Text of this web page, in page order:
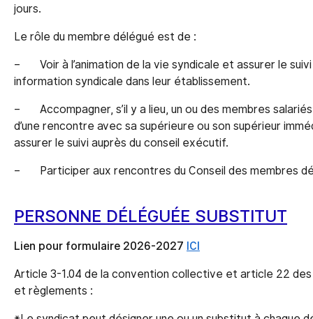
jours.
Le rôle du membre délégué est de :
– Voir à l’animation de la vie syndicale et assurer le
information syndicale dans leur établissement.
– Accompagner, s’il y a lieu, un ou des membres
d’une rencontre avec sa supérieure ou son supérieur
assurer le suivi auprès du conseil exécutif.
– Participer aux rencontres du Conseil des membres
PERSONNE DÉLÉGUÉE SUBSTITUT
Lien pour formulaire 2026-2027 ICI
Article 3-1.04 de la convention collective et article 22
et règlements :